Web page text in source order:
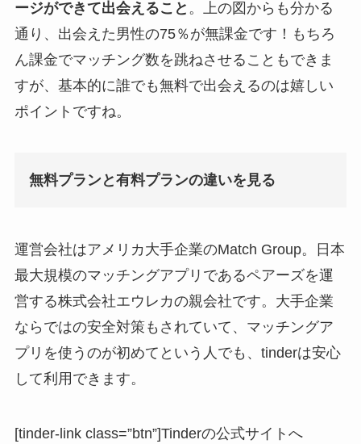
ージができて出会えること 。上の図からも分かる
通り、出会えた男性の75％が無課金です！もちろ
ん課金でマッチング数を跳ねさせることもできま
すが、基本的に誰でも無料で出会えるのは嬉しい
ポイントですね。
無料プランと有料プランの違いを見る
運営会社はアメリカ大手企業のMatch Group。日本
最大規模のマッチングアプリであるペアーズを運
営する株式会社エウレカの親会社です。大手企業
ならではの安全対策もされていて、マッチングア
プリを使うのが初めてという人でも、tinderは安心
して利用できます。
[tinder-link class=”btn”]Tinderの公式サイトへ